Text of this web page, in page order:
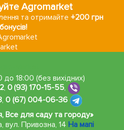
Agromarket
та отримайте+200 грн
бонусів!
18:00 (без вихідних)
, 0 (93) 170-15-55,
, 0 (67) 004-06-36
Все для саду та городу»
,вул. Привозна, 14 На мапі